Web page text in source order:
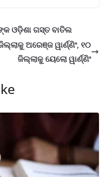
ଓଡ଼ିଶା ଗସ୍ତ ବାତିଲ
ଅରେଞ୍ଜ ୱାର୍ଣ୍ଣିଂ, ୧୦
ଜିଲ୍ଲାକୁ ୟେଲୋ ୱାର୍ଣ୍ଣିଂ